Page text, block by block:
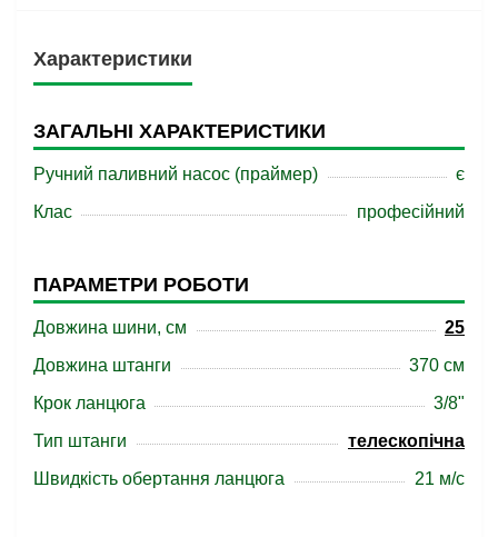
Характеристики
ЗАГАЛЬНІ ХАРАКТЕРИСТИКИ
Ручний паливний насос (праймер)
є
Клас
професійний
ПАРАМЕТРИ РОБОТИ
Довжина шини, см
25
Довжина штанги
370 см
Крок ланцюга
3/8"
Тип штанги
телескопічна
Швидкість обертання ланцюга
21 м/с